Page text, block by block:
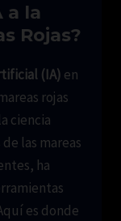
a la
Rojas?
(IA) en
rojas
ciencia
las mareas
ha
es donde